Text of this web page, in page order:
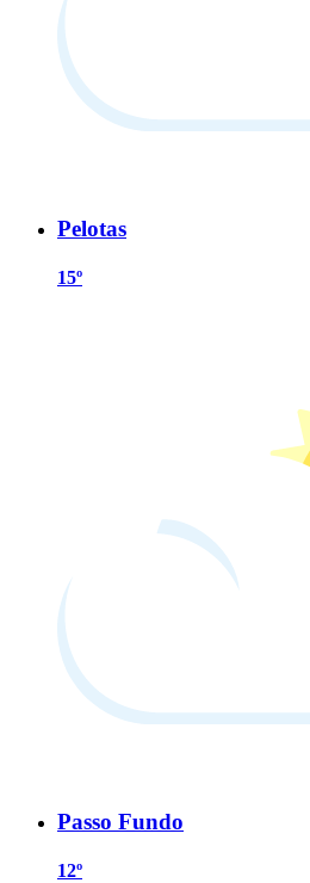
Pelotas
15º
Passo Fundo
12º